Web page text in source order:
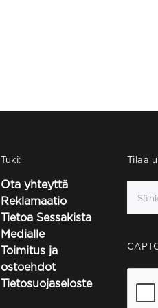
Tuki:
Ota yhteyttä
Reklamaatio
Tietoa Sessakista
Medialle
Toimitus ja
ostoehdot
Tietosuojaseloste
Tilaa